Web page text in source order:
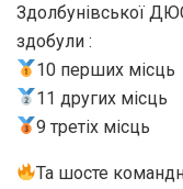
Здолбунівської
здобули :
10 перших місць
11 других місць
9 третіх місць
Та шосте